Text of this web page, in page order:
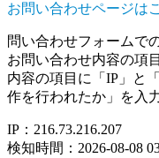
お問い合わせページは
問い合わせフォームで
お問い合わせ内容の項
内容の項目に「IP」と
作を行われたか」を入力
IP：216.73.216.207
検知時間：2026-08-08